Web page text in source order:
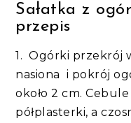
Sałatka z
przepis
1. Ogórki przekrój
nasiona i pokrój
około 2 cm.
półplasterki, a